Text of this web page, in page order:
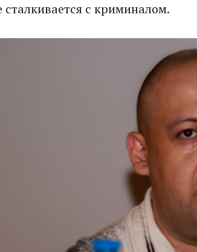
сталкивается с криминалом.